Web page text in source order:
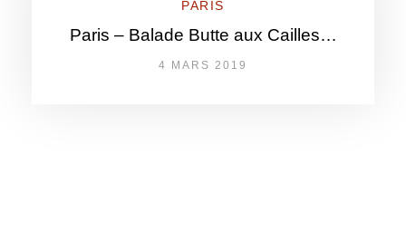
PARIS
Paris – Balade Butte aux Cailles…
4 MARS 2019